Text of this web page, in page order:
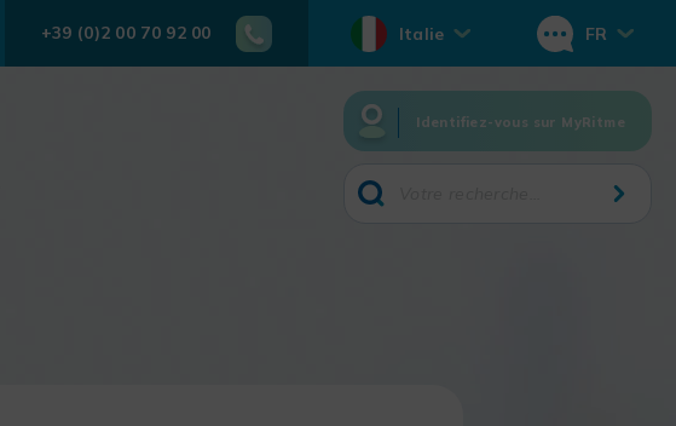
+39 (0)2 00 70 92 00 Italie FR
Identifiez-vous sur MyRitme